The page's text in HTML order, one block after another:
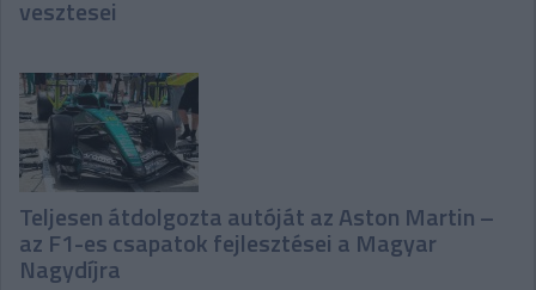
vesztesei
Teljesen átdolgozta autóját az Aston Martin –
az F1-es csapatok fejlesztései a Magyar
Nagydíjra